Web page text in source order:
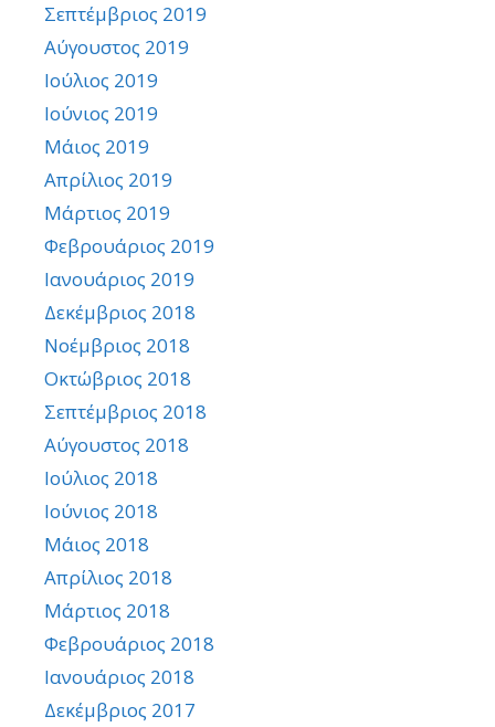
Σεπτέμβριος 2019
Αύγουστος 2019
Ιούλιος 2019
Ιούνιος 2019
Μάιος 2019
Απρίλιος 2019
Μάρτιος 2019
Φεβρουάριος 2019
Ιανουάριος 2019
Δεκέμβριος 2018
Νοέμβριος 2018
Οκτώβριος 2018
Σεπτέμβριος 2018
Αύγουστος 2018
Ιούλιος 2018
Ιούνιος 2018
Μάιος 2018
Απρίλιος 2018
Μάρτιος 2018
Φεβρουάριος 2018
Ιανουάριος 2018
Δεκέμβριος 2017